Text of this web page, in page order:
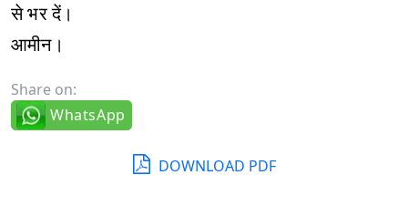
से भर दें।
आमीन।
Share on:
WhatsApp
DOWNLOAD PDF